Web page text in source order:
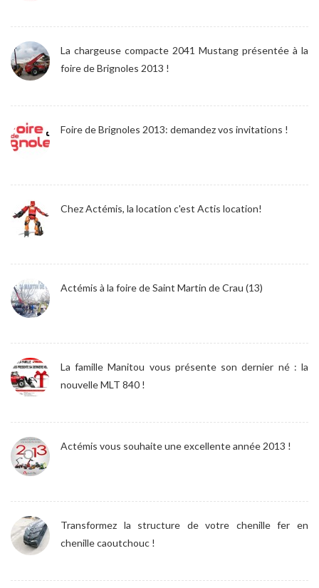
La chargeuse compacte 2041 Mustang présentée à la
foire de Brignoles 2013 !
Foire de Brignoles 2013: demandez vos invitations !
Chez Actémis, la location c'est Actis location!
Actémis à la foire de Saint Martin de Crau (13)
La famille Manitou vous présente son dernier né : la
nouvelle MLT 840 !
Actémis vous souhaite une excellente année 2013 !
Transformez la structure de votre chenille fer en
chenille caoutchouc !